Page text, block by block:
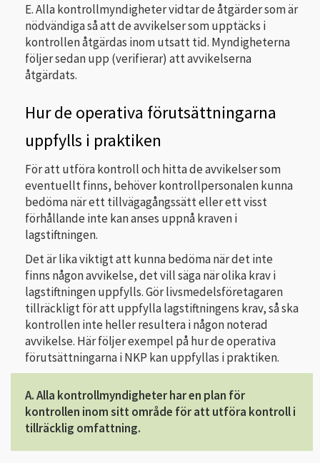
E. Alla kontrollmyndigheter vidtar de åtgärder som är
nödvändiga så att de avvikelser som upptäcks i
kontrollen åtgärdas inom utsatt tid. Myndigheterna
följer sedan upp (verifierar) att avvikelserna
åtgärdats.
Hur de operativa förutsättningarna
uppfylls i praktiken
För att utföra kontroll och hitta de avvikelser som
eventuellt finns, behöver kontrollpersonalen kunna
bedöma när ett tillvägagångssätt eller ett visst
förhållande inte kan anses uppnå kraven i
lagstiftningen.
Det är lika viktigt att kunna bedöma när det inte
finns någon avvikelse, det vill säga när olika krav i
lagstiftningen uppfylls. Gör livsmedelsföretagaren
tillräckligt för att uppfylla lagstiftningens krav, så ska
kontrollen inte heller resultera i någon noterad
avvikelse. Här följer exempel på hur de operativa
förutsättningarna i NKP kan uppfyllas i praktiken.
A. Alla kontrollmyndigheter har en plan för
kontrollen inom sitt område för att utföra kontroll i
tillräcklig omfattning.